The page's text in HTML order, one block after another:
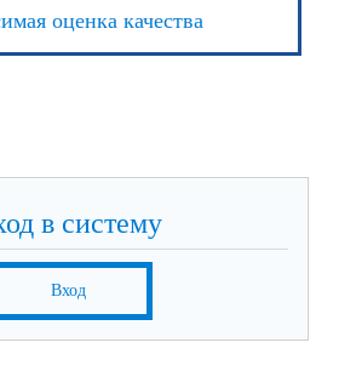
оценка качества
в систему
Вход